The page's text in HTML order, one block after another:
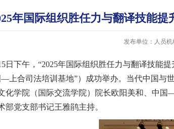
年国际组织胜任力与翻译技能
发布单位：人员机
日下午，“2025年国际组织胜任力与翻译技能
上合司法培训基地”）成功举办。当代中国与
化学院（国际交流学院）院长欧阳美和、中
部党支部书记王雅鹃主持。